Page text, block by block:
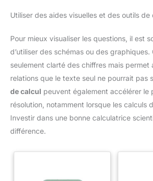
Utiliser des aides visuelles et des outils de
Pour mieux visualiser les questions, il est
d’utiliser des schémas ou des
seulement clarté des chiffres mais permet
relations que le texte seul ne pourrait pas
de calcul peuvent également accélérer le
résolution, notamment lorsque les calculs
Investir dans une bonne calculatrice
différence.